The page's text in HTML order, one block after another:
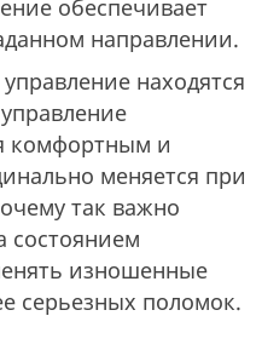
обеспечивает
направлении.
находятся
комфортным и
меняется при
так важно
состоянием
изношенные
серьезных поломок.